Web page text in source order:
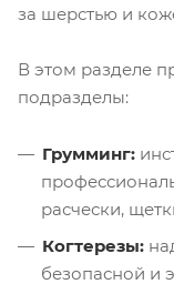
за шерстью и
В этом разделе
подразделы:
Грумминг:
расчески,
Когтерезы:
безопасной и